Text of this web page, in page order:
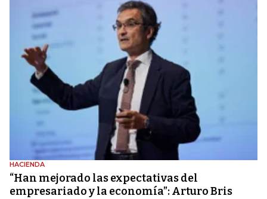
HACIENDA
“Han mejorado las expectativas del
empresariado y la economía”: Arturo Bris